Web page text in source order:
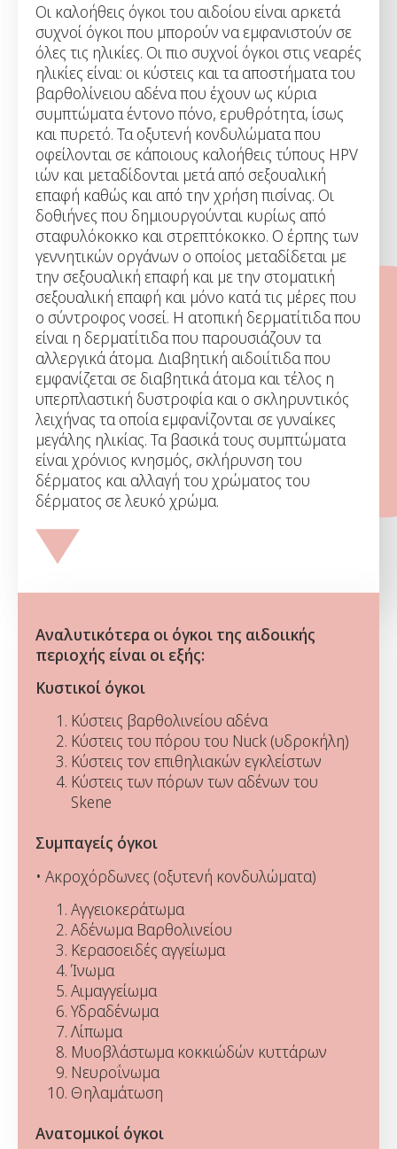
Οι καλοήθεις όγκοι του αιδοίου είναι αρκετά
συχνοί όγκοι που μπορούν να εμφανιστούν σε
όλες τις ηλικίες. Οι πιο συχνοί όγκοι στις νεαρές
ηλικίες είναι: οι κύστεις και τα αποστήματα του
βαρθολίνειου αδένα που έχουν ως κύρια
συμπτώματα έντονο πόνο, ερυθρότητα, ίσως
και πυρετό. Τα οξυτενή κονδυλώματα που
οφείλονται σε κάποιους καλοήθεις τύπους HPV
ιών και μεταδίδονται μετά από σεξουαλική
επαφή καθώς και από την χρήση πισίνας. Οι
δοθιήνες που δημιουργούνται κυρίως από
σταφυλόκοκκο και στρεπτόκοκκο. Ο έρπης των
γεννητικών οργάνων ο οποίος μεταδίδεται με
την σεξουαλική επαφή και με την στοματική
σεξουαλική επαφή και μόνο κατά τις μέρες που
ο σύντροφος νοσεί. Η ατοπική δερματίτιδα που
είναι η δερματίτιδα που παρουσιάζουν τα
αλλεργικά άτομα. Διαβητική αιδοιίτιδα που
εμφανίζεται σε διαβητικά άτομα και τέλος η
υπερπλαστική δυστροφία και ο σκληρυντικός
λειχήνας τα οποία εμφανίζονται σε γυναίκες
μεγάλης ηλικίας. Τα βασικά τους συμπτώματα
είναι χρόνιος κνησμός, σκλήρυνση του
δέρματος και αλλαγή του χρώματος του
δέρματος σε λευκό χρώμα.
Αναλυτικότερα οι όγκοι της αιδοιικής
περιοχής είναι οι εξής:
Κυστικοί όγκοι
Κύστεις βαρθολινείου αδένα
Κύστεις του πόρου του Nuck (υδροκήλη)
Κύστεις τον επιθηλιακών εγκλείστων
Κύστεις των πόρων των αδένων του
Skene
Συμπαγείς όγκοι
• Ακροχόρδωνες (οξυτενή κονδυλώματα)
Αγγειοκεράτωμα
Αδένωμα Βαρθολινείου
Κερασοειδές αγγείωμα
Ίνωμα
Αιμαγγείωμα
Υδραδένωμα
Λίπωμα
Μυοβλάστωμα κοκκιώδών κυττάρων
Νευροΐνωμα
Θηλαμάτωση
Ανατομικοί όγκοι